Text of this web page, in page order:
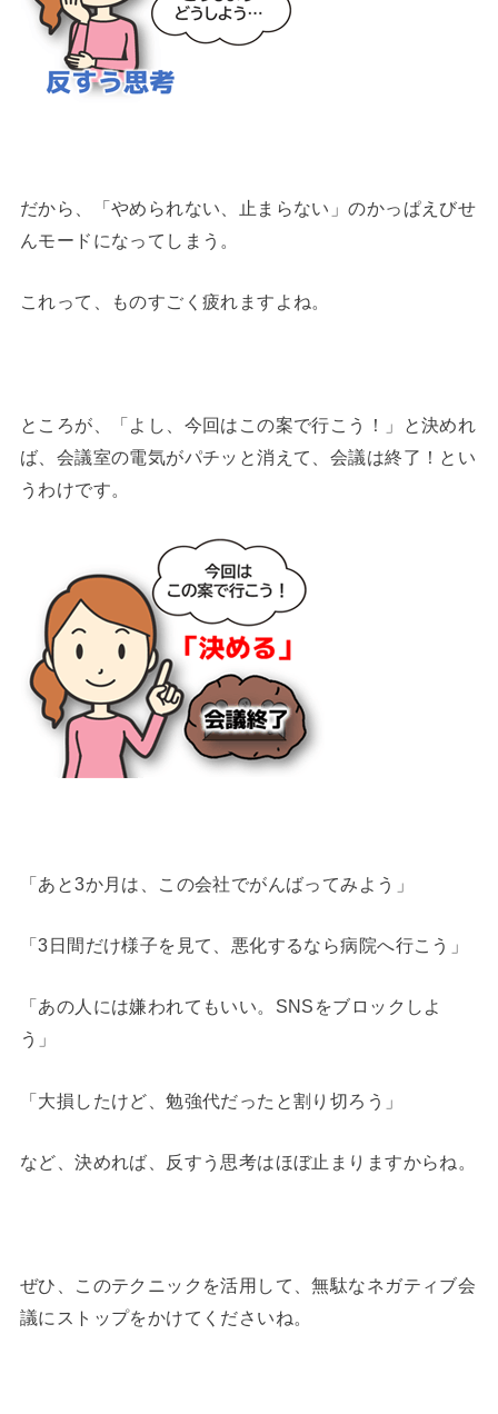
だから、「やめられない、止まらない」のかっぱえびせ
んモードになってしまう。
これって、ものすごく疲れますよね。
ところが、「よし、今回はこの案で行こう！」と決めれ
ば、会議室の電気がパチッと消えて、会議は終了！とい
うわけです。
「あと3か月は、この会社でがんばってみよう」
「3日間だけ様子を見て、悪化するなら病院へ行こう」
「あの人には嫌われてもいい。SNSをブロックしよ
う」
「大損したけど、勉強代だったと割り切ろう」
など、決めれば、反すう思考はほぼ止まりますからね。
ぜひ、このテクニックを活用して、無駄なネガティブ会
議にストップをかけてくださいね。